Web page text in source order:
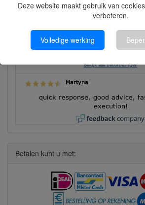
Deze website maakt gebruik van
verbeteren.
Volledige werking
Klantbeoordelingen
Bekijk alle beoordelingen
Martyna
quick response, good advice,
execution!
Betalen kunt u met: